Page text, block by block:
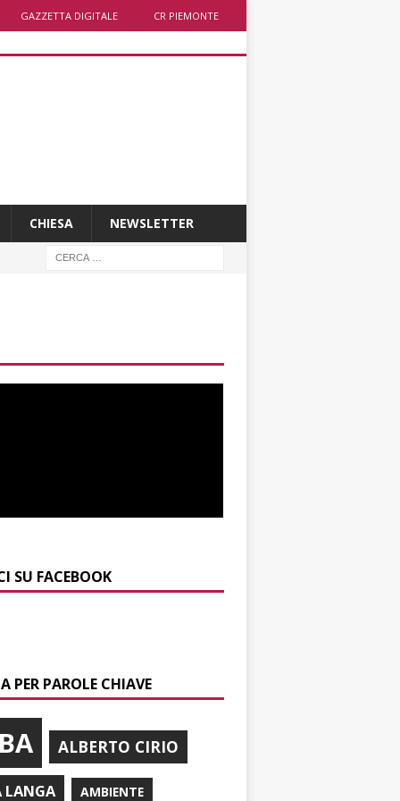
GAZZETTA DIGITALE CR PIEMONTE
CHIESA NEWSLETTER
SU FACEBOOK
PER PAROLE CHIAVE
ALBERTO CIRIO
LANGA AMBIENTE